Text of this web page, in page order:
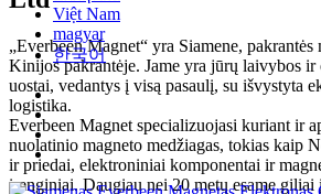
Việt Nam
magyar
한국어
„Everbeen Magnet“ yra Siamene,
Kinijos pakrantėje. Jame yra jūrų laivybos ir
uostai, vedantys į visą pasaulį, su išvystyta
logistika.
Everbeen Magnet specializuojasi kuriant ir
nuolatinio magneto medžiagas, tokias kaip
ir priedai, elektroniniai komponentai ir
įrenginiai. Daugiau nei 20 metų esame